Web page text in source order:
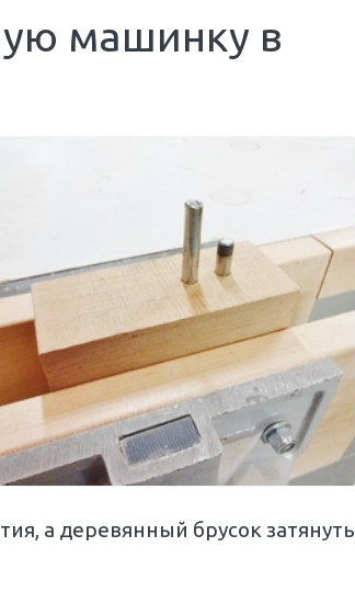
машинку в
а деревянный брусок затянуть